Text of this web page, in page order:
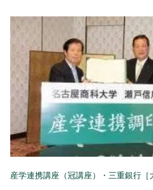
産学連携講座（冠講座）・三重銀行［